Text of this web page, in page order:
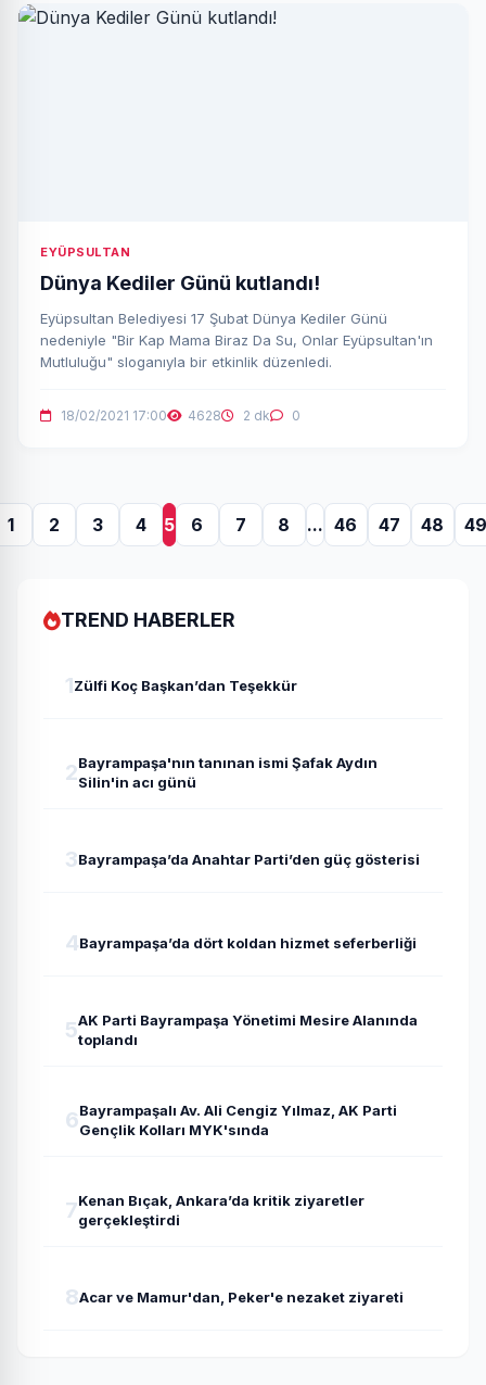
EYÜPSULTAN
Dünya Kediler Günü kutlandı!
Eyüpsultan Belediyesi 17 Şubat Dünya Kediler Günü
nedeniyle "Bir Kap Mama Biraz Da Su, Onlar Eyüpsultan'ın
Mutluluğu" sloganıyla bir etkinlik düzenledi.
18/02/2021 17:00 4628 2 dk 0
1 2 3 4 5 6 7 8 ... 46 47 48 49
TREND HABERLER
1Zülfi Koç Başkan’dan Teşekkür
2Bayrampaşa'nın tanınan ismi Şafak Aydın
Silin'in acı günü
3Bayrampaşa’da Anahtar Parti’den güç gösterisi
4Bayrampaşa’da dört koldan hizmet seferberliği
5AK Parti Bayrampaşa Yönetimi Mesire Alanında
toplandı
6Bayrampaşalı Av. Ali Cengiz Yılmaz, AK Parti
Gençlik Kolları MYK'sında
7Kenan Bıçak, Ankara’da kritik ziyaretler
gerçekleştirdi
8Acar ve Mamur'dan, Peker'e nezaket ziyareti